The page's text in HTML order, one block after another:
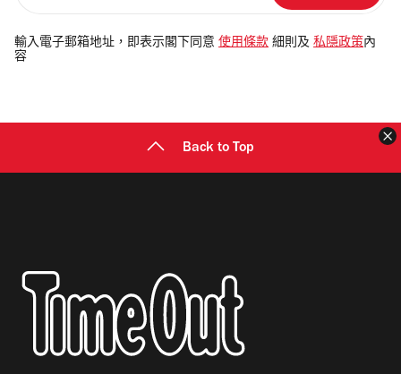
電
郵
輸入電子郵箱地址，即表示閣下同意 使用條款 細則及 私隱政策 內
容
Back to Top